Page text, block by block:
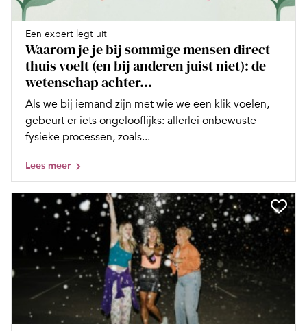
Een expert legt uit
Waarom je je bij sommige mensen direct
thuis voelt (en bij anderen juist niet): de
wetenschap achter...
Als we bij iemand zijn met wie we een klik voelen,
gebeurt er iets ongelooflijks: allerlei onbewuste
fysieke processen, zoals...
Lees meer